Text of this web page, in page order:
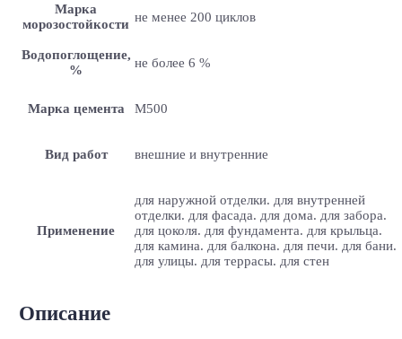
Марка
морозостойкости не менее 200 циклов
Водопоглощение,
%
не более 6 %
Марка цемента M500
Вид работ внешние и внутренние
Применение
для наружной отделки. для внутренней
отделки. для фасада. для дома. для забора.
для цоколя. для фундамента. для крыльца.
для камина. для балкона. для печи. для бани.
для улицы. для террасы. для стен
Описание